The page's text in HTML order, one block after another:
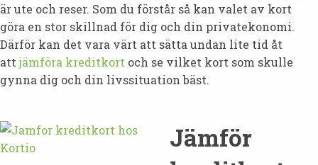
är ute och reser. Som du förstår så kan valet av kort
göra en stor skillnad för dig och din privatekonomi.
Därför kan det vara värt att sätta undan lite tid åt
attjämföra kreditkort och se vilket kort som skulle
gynna dig och din livssituation bäst.
Jämför